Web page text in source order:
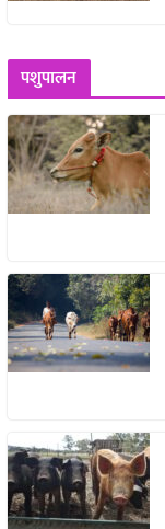
पशुपालन